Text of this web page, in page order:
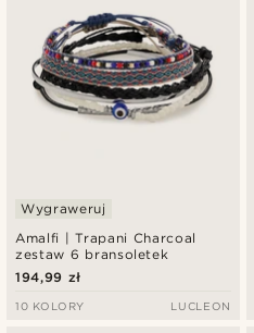
Amalfi | Trapani Charcoal
zestaw 6 bransoletek
Wygraweruj
194,99 zł
10 KOLORY LUCLEON